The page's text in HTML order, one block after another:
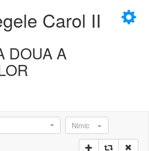
×
Carol II
DOUA A
Nimic